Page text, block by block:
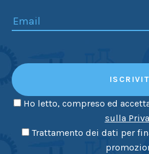
Ho letto, compreso ed
sulla
Trattamento dei dati per